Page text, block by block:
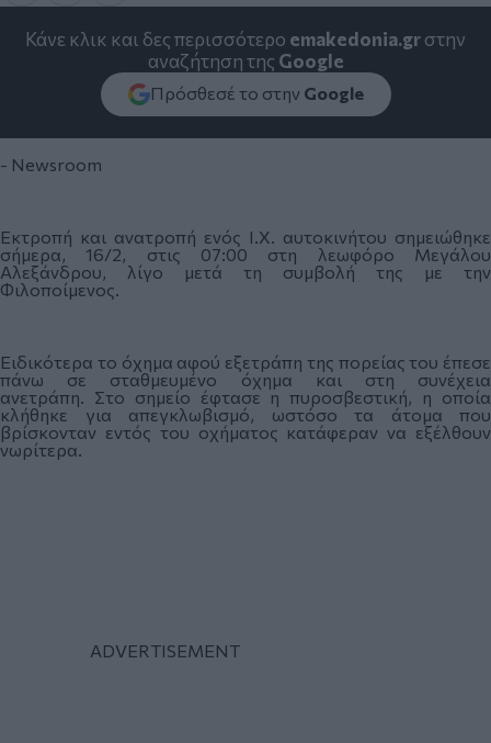
Κάνε κλικ και δες περισσότερο emakedonia.grστην
αναζήτηση της Google
Πρόσθεσέ το στην Google
- Newsroom
Εκτροπή και ανατροπή ενός Ι.Χ. αυτοκινήτου σημειώθηκε
σήμερα, 16/2, στις 07:00 στη λεωφόρο Μεγάλου
Αλεξάνδρου, λίγο μετά τη συμβολή της με την
Φιλοποίμενος.
Ειδικότερα το όχημα αφού εξετράπη της πορείας του έπεσε
πάνω σε σταθμευμένο όχημα και στη συνέχεια
ανετράπη. Στο σημείο έφτασε η πυροσβεστική, η οποία
κλήθηκε για απεγκλωβισμό, ωστόσο τα άτομα που
βρίσκονταν εντός του οχήματος κατάφεραν να εξέλθουν
νωρίτερα.